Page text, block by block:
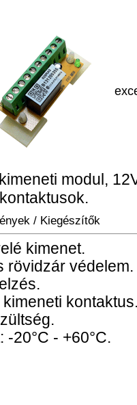
modul,
/ Kiegészítők
kimenet.
rövidzár védelem.
20°C - +60°C.